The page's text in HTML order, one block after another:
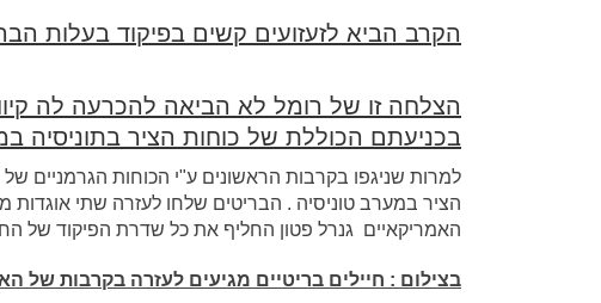
הקרב הביא לזעזועים קשים בפיקוד בעלות
הצלחה זו של רומל לא הביאה להכרעה לה
בכניעתם הכוללת של כוחות הציר בתוניסיה במאי
למרות שניגפו בקרבות הראשונים ע"י הכוחות הגרמניים
הציר במערב טוניסיה . הבריטים שלחו לעזרה שתי
האמריקאיים גנרל פטון החליף את כל שדרת הפיקוד של
בצילום : חיילים בריטיים מגיעים לעזרה בקרבות של